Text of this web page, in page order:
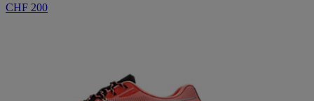
CHF 200